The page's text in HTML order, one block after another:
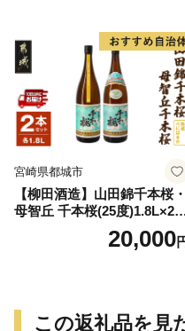
宮崎県都城市
【柳田酒造】山田錦千本桜・
母智丘 千本桜(25度)1.8L×2
≪みやこんじょ特急便≫_AC
20,000
この返礼品を見